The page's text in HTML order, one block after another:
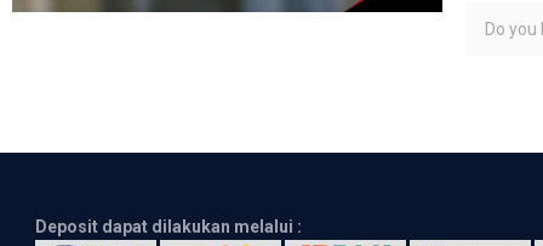
Do you
Deposit dapat dilakukan melalui :